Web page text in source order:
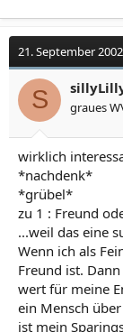
21. September 2002
S graues
wirklich
*nachdenk*
*grübel*
zu 1 : Freund
...weil das eine
Wenn ich als
Freund ist.
wert für meine
ein Mensch
ist mein